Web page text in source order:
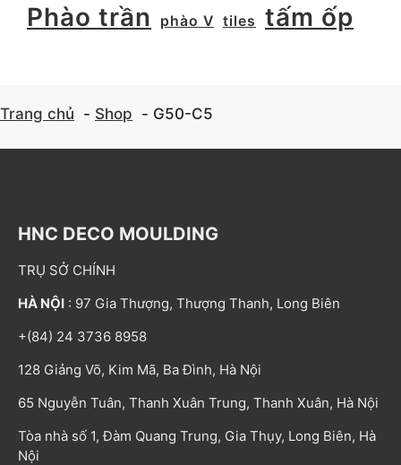
Phào trần phào V tiles tấm ốp
Trang chủ Shop G50-C5
HNC DECO MOULDING
TRỤ SỞ CHÍNH
HÀ NỘI : 97 Gia Thượng, Thượng Thanh, Long Biên
+(84) 24 3736 8958
128 Giảng Võ, Kim Mã, Ba Đình, Hà Nội
65 Nguyễn Tuân, Thanh Xuân Trung, Thanh Xuân, Hà Nội
Tòa nhà số 1, Đàm Quang Trung, Gia Thụy, Long Biên, Hà
Nội